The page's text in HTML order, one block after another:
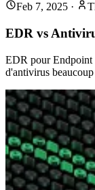
Feb 7, 2025 ·
EDR vs
EDR pour Endpoint
d'antivirus